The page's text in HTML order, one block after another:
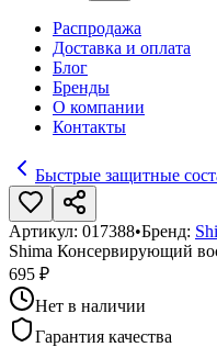
Распродажа
Доставка и оплата
Блог
Бренды
О компании
Контакты
Быстрые защитные
Артикул: 017388•Бренд:
Shima Консервирующий
695 ₽
Нет в наличии
Гарантия качества